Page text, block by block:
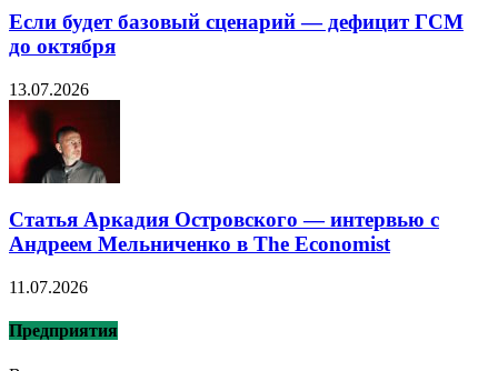
Если будет базовый сценарий — дефицит ГСМ
до октября
13.07.2026
Статья Аркадия Островского — интервью с
Андреем Мельниченко в The Economist
11.07.2026
Предприятия